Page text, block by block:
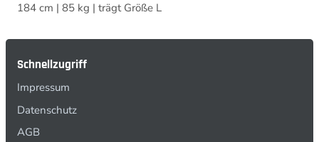
184 cm | 85 kg | trägt Größe L
Schnellzugriff
Impressum
Datenschutz
AGB